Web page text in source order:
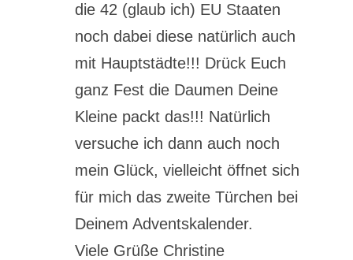
die 42 (glaub ich) EU Staaten
noch dabei diese natürlich auch
mit Hauptstädte!!! Drück Euch
ganz Fest die Daumen Deine
Kleine packt das!!! Natürlich
versuche ich dann auch noch
mein Glück, vielleicht öffnet sich
für mich das zweite Türchen bei
Deinem Adventskalender.
Viele Grüße Christine